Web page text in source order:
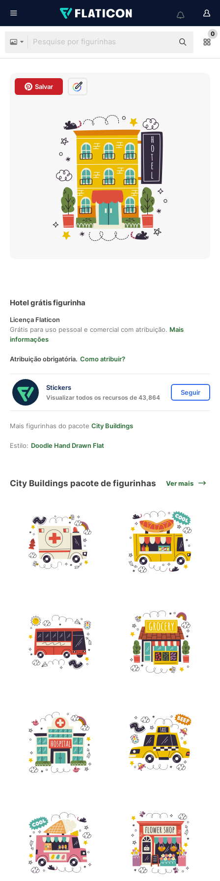
0
Salvar
Hotel grátis figurinha
Licença Flaticon
Grátis para uso pessoal e comercial com atribuição. Mais
informações
Atribuição obrigatória. Como atribuir?
Stickers
Visualizar todos os recursos de 43,864
Seguir
Mais figurinhas do pacote City Buildings
Estilo: Doodle Hand Drawn Flat
City Buildings pacote de figurinhas Ver mais